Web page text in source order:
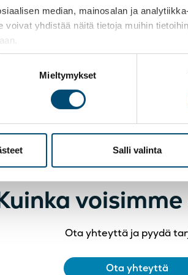
median, mainosalan ja
voivat yhdistää näitä tietoja muihin
Mieltymykset
Salli valinta
TerraWisea vaativissa
tehtävissä
Ota yhteyttä ja pyydä
Ota yhteyttä